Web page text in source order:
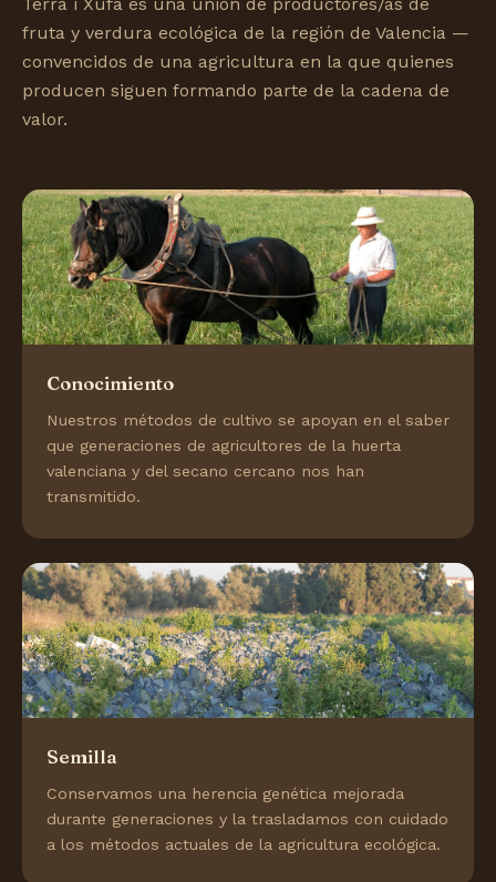
fruta y verdura ecológica de la región de Valencia —
convencidos de una agricultura en la que quienes
producen siguen formando parte de la cadena de
valor.
Conocimiento
Nuestros métodos de cultivo se apoyan en el saber
que generaciones de agricultores de la huerta
valenciana y del secano cercano nos han
transmitido.
Semilla
Conservamos una herencia genética mejorada
durante generaciones y la trasladamos con cuidado
a los métodos actuales de la agricultura ecológica.